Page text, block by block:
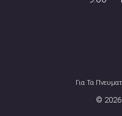
Για Τα
© 2026